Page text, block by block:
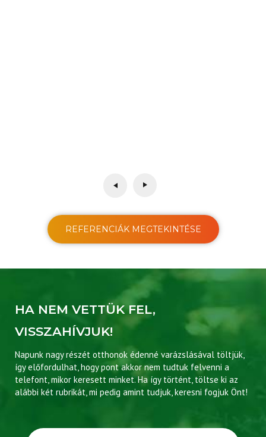
REFERENCIÁK MEGTEKINTÉSE
HA NEM VETTÜK FEL,
VISSZAHÍVJUK!
Napunk nagy részét otthonok édenné varázslásával töltjük,
így előfordulhat, hogy pont akkor nem tudtuk felvenni a
telefont, mikor keresett minket. Ha így történt, töltse ki az
alábbi két rubrikát, mi pedig amint tudjuk, keresni fogjuk Önt!